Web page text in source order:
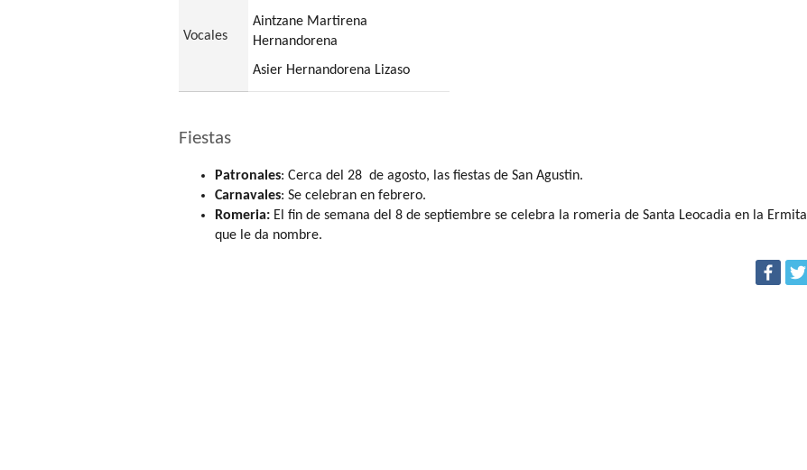
Vocales
Aintzane Martirena
Hernandorena
Asier Hernandorena Lizaso
Fiestas
Patronales: Cerca del 28 de agosto, las fiestas de San Agustin.
Carnavales: Se celebran en febrero.
Romeria: El fin de semana del 8 de septiembre se celebra la romeria de Santa Leocadia en la Ermita
que le da nombre.